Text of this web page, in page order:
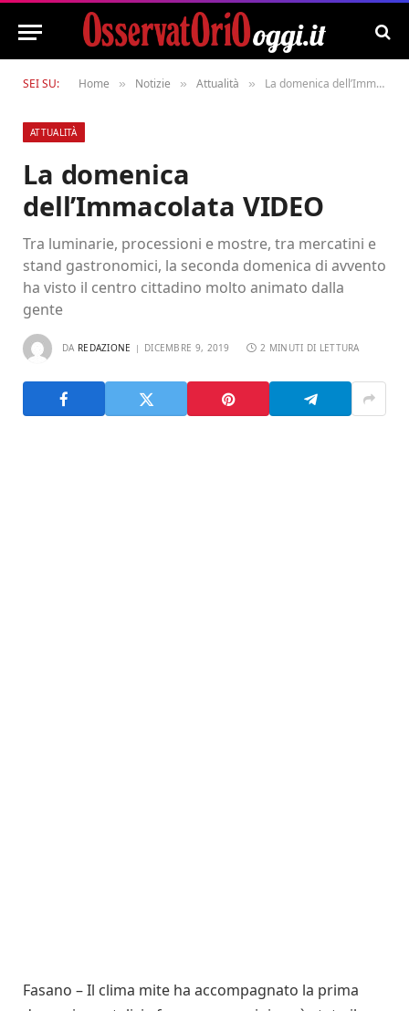
SEI SU: Home » Notizie » Attualità » La domenica dell’Immacolata VIDEO
ATTUALITÀ
La domenica
dell’Immacolata VIDEO
Tra luminarie, processioni e mostre, tra mercatini e
stand gastronomici, la seconda domenica di avvento
ha visto il centro cittadino molto animato dalla
gente
DA REDAZIONE DICEMBRE 9, 2019 2 MINUTI DI LETTURA
Fasano – Il clima mite ha accompagnato la prima